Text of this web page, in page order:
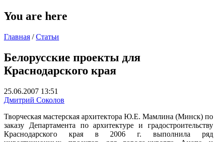
You are here
Главная / Статьи
Белорусские проекты для
Краснодарского края
25.06.2007 13:51
Дмитрий Соколов
Творческая мастерская архитектора Ю.Е. Мамлина (Минск) по
заказу Департамента по архитектуре и градостроительству
Краснодарского края в 2006 г. выполнила ряд